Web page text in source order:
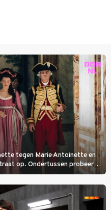
tegen Marie Antoinette en
op. Ondertussen probeert
te kopen. Ze wil daar haar